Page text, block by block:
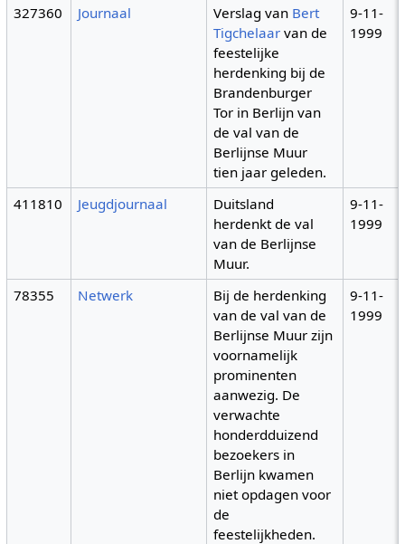
327360 Journaal Verslag van Bert
Tigchelaar van de
feestelijke
herdenking bij de
Brandenburger
Tor in Berlijn van
de val van de
Berlijnse Muur
tien jaar geleden.
9-11-
1999
411810 Jeugdjournaal
Duitsland
herdenkt de val
van de Berlijnse
Muur.
9-11-
1999
78355 Netwerk
Bij de herdenking
van de val van de
Berlijnse Muur zijn
voornamelijk
prominenten
aanwezig. De
verwachte
honderdduizend
bezoekers in
Berlijn kwamen
niet opdagen voor
de
feestelijkheden.
9-11-
1999